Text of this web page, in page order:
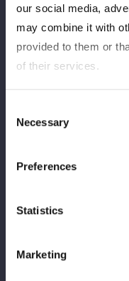
our social media,
may combine it with
provided to them or
of their services.
Selection
Necessary
Preferences
Statistics
Marketing
4月8日（水）の後楽園大
Vida Loca（MVL）が、
Vと対戦。MVLの入場時
ド迫力の肉弾戦が展開
クを月山に決め大ダメ
試合後、マイクを握っ
ことないの？ウチらは何
すると舞華は「しびれ
で！」と提案。会場は大